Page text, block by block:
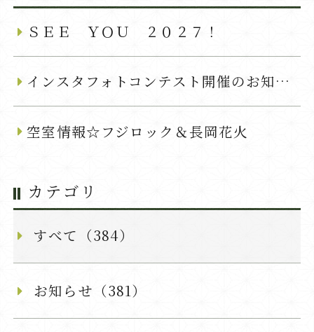
ＳＥＥ ＹＯＵ ２０２７！
インスタフォトコンテスト開催のお知らせ
空室情報☆フジロック＆長岡花火
カテゴリ
すべて（384）
お知らせ（381）